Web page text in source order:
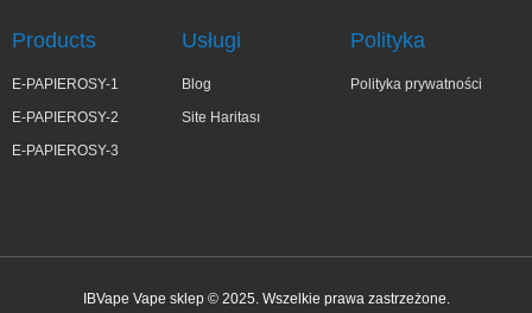
Products
E-PAPIEROSY-1
E-PAPIEROSY-2
E-PAPIEROSY-3
Usługi
Blog
Site Haritası
Polityka
Polityka prywatności
IBVape Vape sklep © 2025. Wszelkie prawa zastrzeżone.